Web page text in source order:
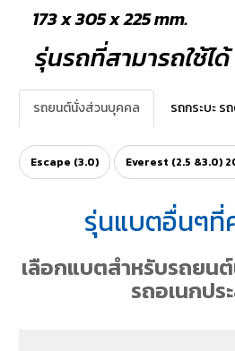
173 x 305 x 225 mm.
รุ่นรถที่สามารถใช้ได้
รถยนต์นั่งส่วนบุคคล รถกระ
Escape (3.0) Everest (2.5 &3.0)
รุ่นแบตอื่นๆที่
เลือกแบตสำหรับรถยน
รถอเนกปร